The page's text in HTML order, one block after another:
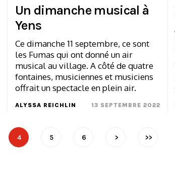
Un dimanche musical à
Yens
Ce dimanche 11 septembre, ce sont
les Fumas qui ont donné un air
musical au village. A côté de quatre
fontaines, musiciennes et musiciens
offrait un spectacle en plein air.
ALYSSA REICHLIN 13 SEPTEMBRE 2022
4 5 6 > >>